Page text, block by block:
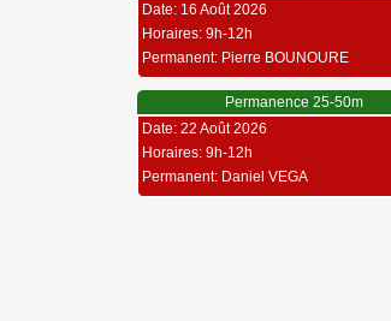
Date: 16 Août 2026
Horaires: 9h-12h
Permanent: Pierre BOUNOURE
Permanence 25-50m
Date: 22 Août 2026
Horaires: 9h-12h
Permanent: Daniel VEGA